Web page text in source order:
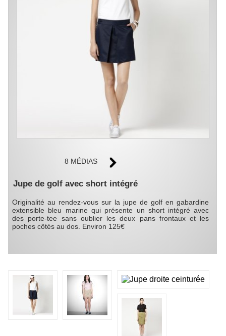
8 MÉDIAS
Jupe de golf avec short intégré
Originalité au rendez-vous sur la jupe de golf en gabardine
extensible bleu marine qui présente un short intégré avec
des porte-tee sans oublier les deux pans frontaux et les
poches côtés au dos. Environ 125€